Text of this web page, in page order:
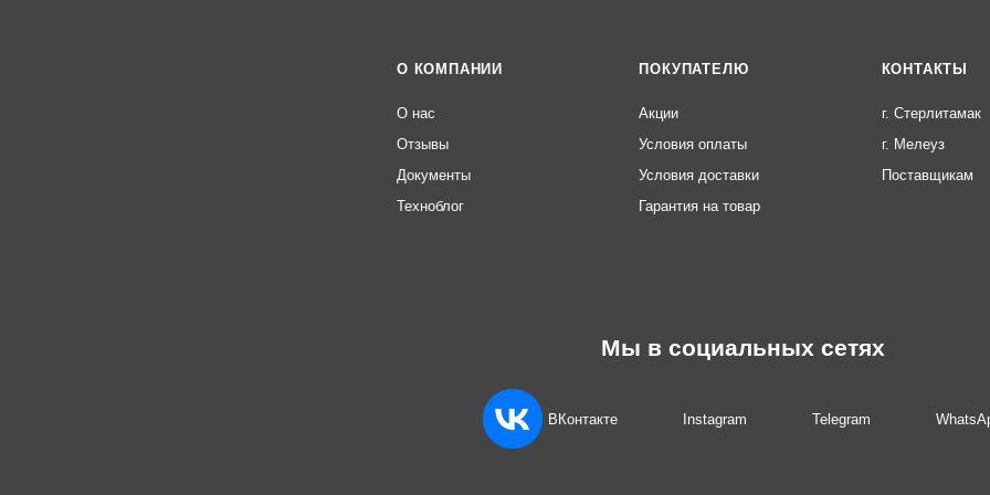
О КОМПАНИИ
О нас
Отзывы
Документы
Техноблог
ПОКУПАТЕЛЮ
Акции
Условия оплаты
Условия доставки
Гарантия на товар
КОНТАКТЫ
г. Стерлитамак
г. Мелеуз
Поставщикам
Мы в социальных сетях
ВКонтакте Instagram Telegram